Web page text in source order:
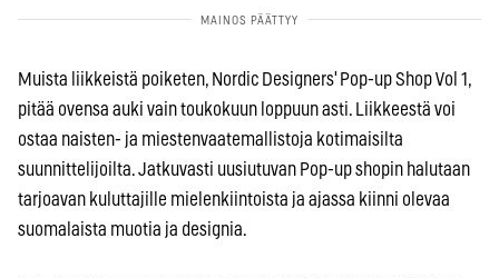
Muista liikkeistä poiketen, Nordic Designers' Pop-up Shop Vol 1,
pitää ovensa auki vain toukokuun loppuun asti. Liikkeestä voi
ostaa naisten- ja miestenvaatemallistoja kotimaisilta
suunnittelijoilta. Jatkuvasti uusiutuvan Pop-up shopin halutaan
tarjoavan kuluttajille mielenkiintoista ja ajassa kiinni olevaa
suomalaista muotia ja designia.